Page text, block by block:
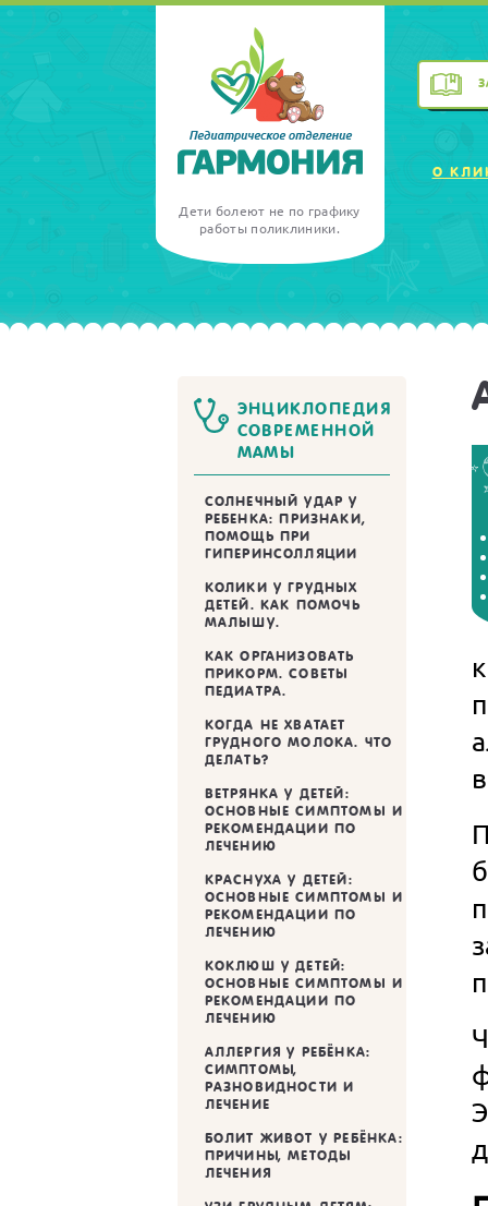
Дети болеют не по графику
работы поликлиники.
О
ЭНЦИКЛОПЕДИЯ
СОВРЕМЕННОЙ
МАМЫ
СОЛНЕЧНЫЙ УДАР У
РЕБЕНКА: ПРИЗНАКИ,
ПОМОЩЬ ПРИ
ГИПЕРИНСОЛЛЯЦИИ
КОЛИКИ У ГРУДНЫХ
ДЕТЕЙ. КАК ПОМОЧЬ
МАЛЫШУ.
КАК ОРГАНИЗОВАТЬ
ПРИКОРМ. СОВЕТЫ
ПЕДИАТРА.
КОГДА НЕ ХВАТАЕТ
ГРУДНОГО МОЛОКА. ЧТО
ДЕЛАТЬ?
ВЕТРЯНКА У ДЕТЕЙ:
ОСНОВНЫЕ СИМПТОМЫ И
РЕКОМЕНДАЦИИ ПО
ЛЕЧЕНИЮ
КРАСНУХА У ДЕТЕЙ:
ОСНОВНЫЕ СИМПТОМЫ И
РЕКОМЕНДАЦИИ ПО
ЛЕЧЕНИЮ
КОКЛЮШ У ДЕТЕЙ:
ОСНОВНЫЕ СИМПТОМЫ И
РЕКОМЕНДАЦИИ ПО
ЛЕЧЕНИЮ
АЛЛЕРГИЯ У РЕБЁНКА:
СИМПТОМЫ,
РАЗНОВИДНОСТИ И
ЛЕЧЕНИЕ
БОЛИТ ЖИВОТ У РЕБЁНКА:
ПРИЧИНЫ, МЕТОДЫ
ЛЕЧЕНИЯ